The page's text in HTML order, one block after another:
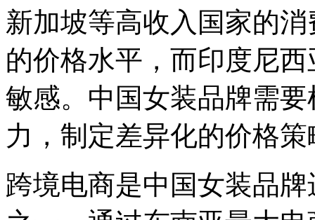
新加坡等高收入国家的
的价格水平，而印度尼
敏感。中国女装品牌需
力，制定差异化的价格策
跨境电商是中国女装品